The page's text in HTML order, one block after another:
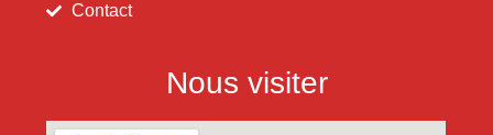
Contact
Nous visiter